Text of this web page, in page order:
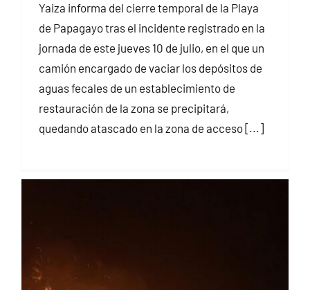
Yaiza informa del cierre temporal de la Playa
de Papagayo tras el incidente registrado en la
jornada de este jueves 10 de julio, en el que un
camión encargado de vaciar los depósitos de
aguas fecales de un establecimiento de
restauración de la zona se precipitará,
quedando atascado en la zona de acceso [...]